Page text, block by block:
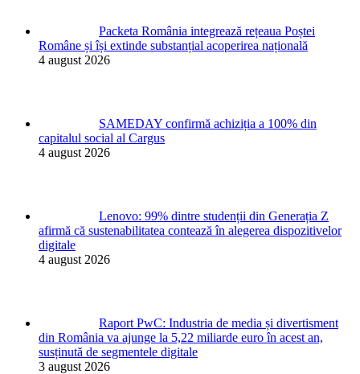
Packeta România integrează rețeaua Poștei
Române și își extinde substanțial acoperirea națională
4 august 2026
SAMEDAY confirmă achiziția a 100% din
capitalul social al Cargus
4 august 2026
Lenovo: 99% dintre studenții din Generația Z
afirmă că sustenabilitatea contează în alegerea dispozitivelor
digitale
4 august 2026
Raport PwC: Industria de media și divertisment
din România va ajunge la 5,22 miliarde euro în acest an,
susținută de segmentele digitale
3 august 2026